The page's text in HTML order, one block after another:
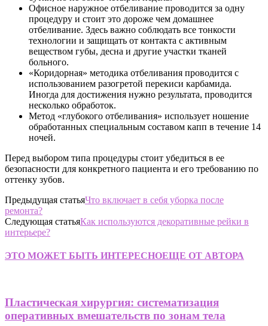
Офисное наружное отбеливание проводится за одну
процедуру и стоит это дороже чем домашнее
отбеливание. Здесь важно соблюдать все тонкости
технологии и защищать от контакта с активным
веществом губы, десна и другие участки тканей
больного.
«Коридорная» методика отбеливания проводится с
использованием разогретой перекиси карбамида.
Иногда для достижения нужно результата, проводится
несколько обработок.
Метод «глубокого отбеливания» использует ношение
обработанных специальным составом капп в течение 14
ночей.
Перед выбором типа процедуры стоит убедиться в ее
безопасности для конкретного пациента и его требованию по
оттенку зубов.
Предыдущая статьяЧто включает в себя уборка после
ремонта?
Следующая статьяКак используются декоративные рейки в
интерьере?
ЭТО МОЖЕТ БЫТЬ ИНТЕРЕСНОЕЩЕ ОТ АВТОРА
Пластическая хирургия: систематизация
оперативных вмешательств по зонам тела